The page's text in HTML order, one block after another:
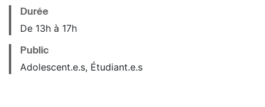
Durée
De 13h à 17h
Public
Adolescent.e.s, Étudiant.e.s